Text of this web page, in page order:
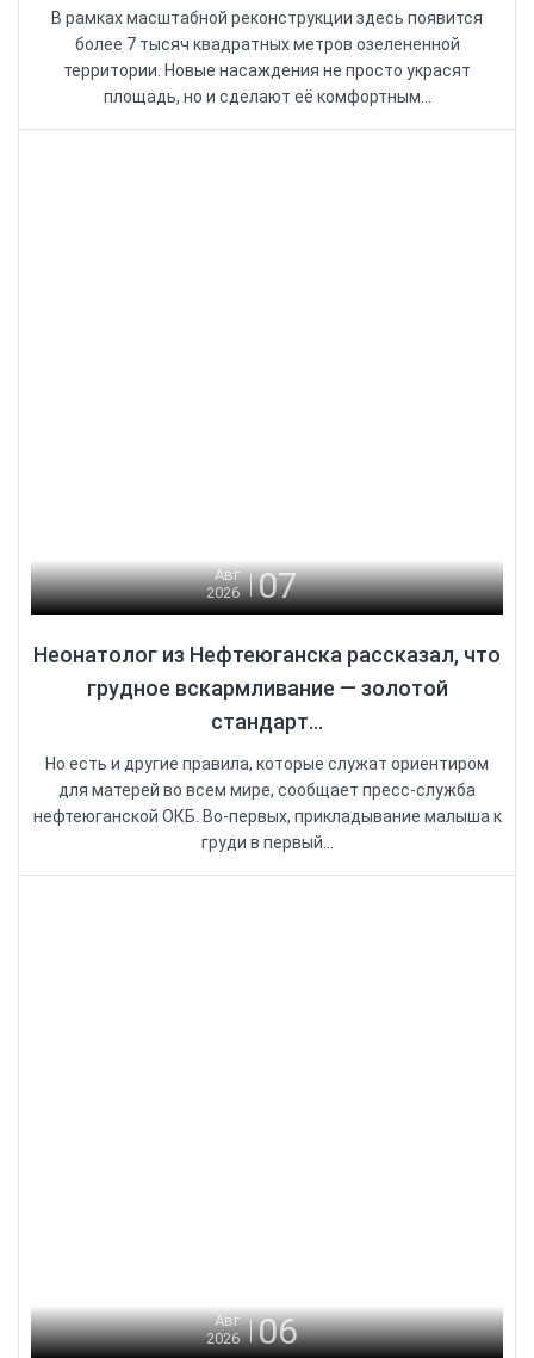
В рамках масштабной реконструкции здесь появится
более 7 тысяч квадратных метров озелененной
территории. Новые насаждения не просто украсят
площадь, но и сделают её комфортным...
Авг
2026
07
Неонатолог из Нефтеюганска рассказал, что
грудное вскармливание — золотой
стандарт...
Но есть и другие правила, которые служат ориентиром
для матерей во всем мире, сообщает пресс-служба
нефтеюганской ОКБ. Во-первых, прикладывание малыша к
груди в первый...
Авг
2026
06